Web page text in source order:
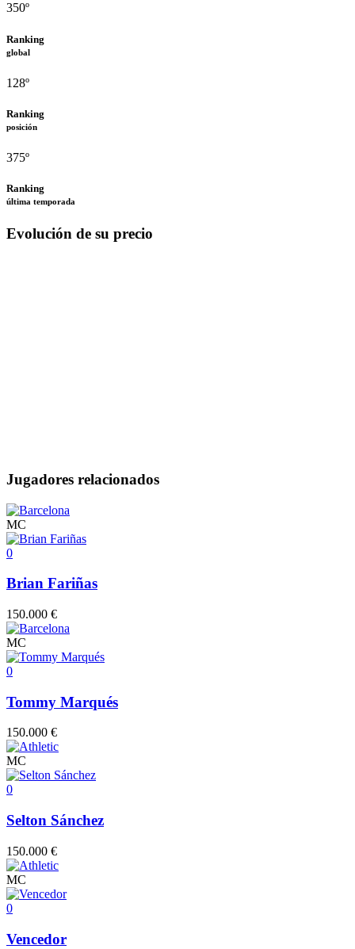
350º
Ranking
global
128º
Ranking
posición
375º
Ranking
última temporada
Evolución de su precio
Jugadores relacionados
MC
0
Brian Fariñas
150.000 €
MC
0
Tommy Marqués
150.000 €
MC
0
Selton Sánchez
150.000 €
MC
0
Vencedor